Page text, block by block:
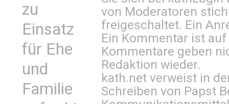
zu
Einsatz
für Ehe
und
Familie
von Moderatoren
freigeschaltet. Ein
Ein Kommentar ist
Kommentare geben
Redaktion wieder.
kath.net verweist in
Schreiben von Papst